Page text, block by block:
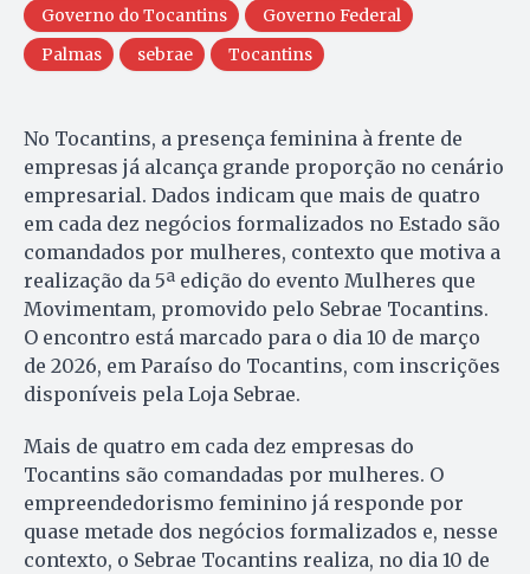
Governo do Tocantins
Governo Federal
Palmas
sebrae Tocantins
No Tocantins, a presença feminina à frente de
empresas já alcança grande proporção no cenário
empresarial. Dados indicam que mais de quatro
em cada dez negócios formalizados no Estado são
comandados por mulheres, contexto que motiva a
realização da 5ª edição do evento Mulheres que
Movimentam, promovido pelo Sebrae Tocantins.
O encontro está marcado para o dia 10 de março
de 2026, em Paraíso do Tocantins, com inscrições
disponíveis pela Loja Sebrae.
Mais de quatro em cada dez empresas do
Tocantins são comandadas por mulheres. O
empreendedorismo feminino já responde por
quase metade dos negócios formalizados e, nesse
contexto, o Sebrae Tocantins realiza, no dia 10 de